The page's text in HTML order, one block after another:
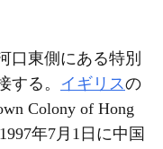
口東側にある特別
する。 イギリスの
Colony of Hong
年7月1日に中国